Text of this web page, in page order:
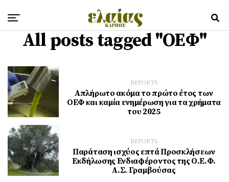
All posts tagged "ΟΕΦ"
REPORTS
Απλήρωτο ακόμα το πρώτο έτος των
ΟΕΦ και καμία ενημέρωση για τα χρήματα
του 2025
REPORTS
Παράταση ισχύος επτά Προσκλήσεων
Εκδήλωσης Ενδιαφέροντος της Ο.Ε.Φ.
Α.Σ. Γραμβούσας